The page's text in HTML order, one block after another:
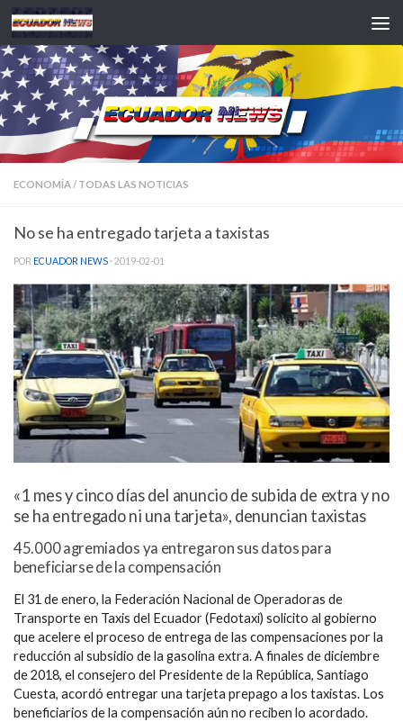
Saltar al contenido
ECONOMÍA/ TODAS LAS NOTICIAS
No se ha entregado tarjeta a taxistas
POR ECUADOR NEWS · 2019-02-01
«1 mes y cinco días del anuncio de subida de extra y no
se ha entregado ni una tarjeta», denuncian taxistas
45.000 agremiados ya entregaron sus datos para
beneficiarse de la compensación
El 31 de enero, la Federación Nacional de Operadoras de
Transporte en Taxis del Ecuador (Fedotaxi) solicito al gobierno
que acelere el proceso de entrega de las compensaciones por la
reducción al subsidio de la gasolina extra. A finales de diciembre
de 2018, el consejero del Presidente de la República, Santiago
Cuesta, acordó entregar una tarjeta prepago a los taxistas. Los
beneficiarios de la compensación aún no reciben lo acordado.